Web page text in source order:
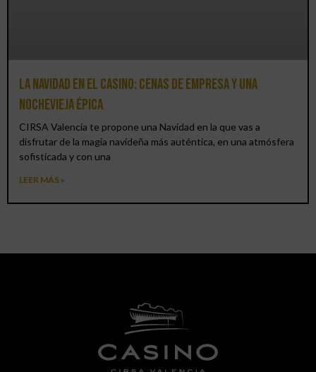
La Navidad en el Casino: cenas de empresa y una
Nochevieja épica
CIRSA Valencia te propone una Navidad en la que vas a
disfrutar de la magia navideña más auténtica, en una atmósfera
sofisticada y con una
LEER MÁS »